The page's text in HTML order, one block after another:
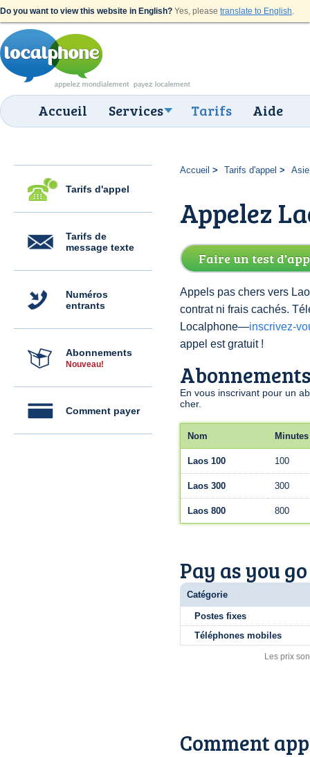
Do you want to view this website in English? Yes, please translate to English.
Accueil Services Tarifs Aide
Tarifs d'appel
Tarifs de
message texte
Numéros
entrants
Abonnements
Nouveau!
Comment payer
Accueil Tarifs d'appel Asie
Appelez
Faire un test
Appels pas chers vers
contrat ni frais cachés.
Localphone—inscrivez-
appel est gratuit !
En vous inscrivant pour un
cher.
Nom Minutes
Laos 100 100
Laos 300 300
Laos 800 800
Pay as you
Catégorie
Postes fixes
Téléphones mobiles
Les prix
Comment